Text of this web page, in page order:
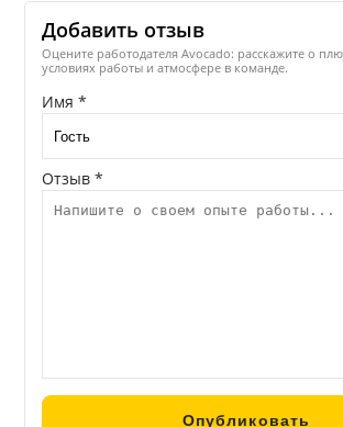
Добавить отзыв
Оцените работодателя Avocado: расскажите о
условиях работы и атмосфере в команде.
Имя *
Отзыв *